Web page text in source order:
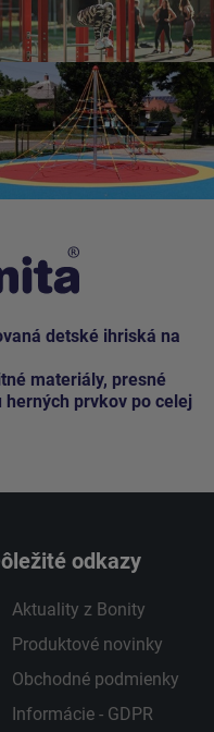
detské ihriská na
materiály, presné
prvkov po celej
odkazy
Aktuality z Bonity
Produktové novinky
Obchodné podmienky
Informácie - GDPR